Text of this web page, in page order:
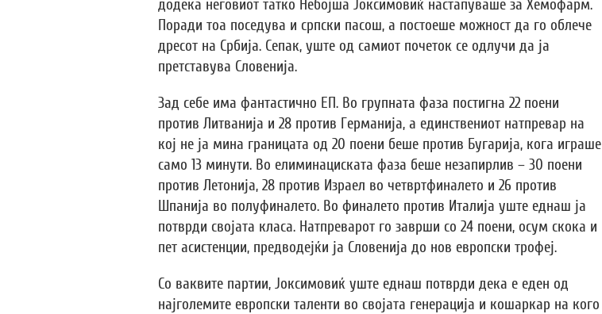
додека неговиот татко Небојша Јоксимовиќ настапуваше за Хемофарм.
Поради тоа поседува и српски пасош, а постоеше можност да го облече
дресот на Србија. Сепак, уште од самиот почеток се одлучи да ја
претставува Словенија.
Зад себе има фантастично ЕП. Во групната фаза постигна 22 поени
против Литванија и 28 против Германија, а единствениот натпревар на
кој не ја мина границата од 20 поени беше против Бугарија, кога играше
само 13 минути. Во елиминациската фаза беше незапирлив – 30 поени
против Летонија, 28 против Израел во четвртфиналето и 26 против
Шпанија во полуфиналето. Во финалето против Италија уште еднаш ја
потврди својата класа. Натпреварот го заврши со 24 поени, осум скока и
пет асистенции, предводејќи ја Словенија до нов европски трофеј.
Со ваквите партии, Јоксимовиќ уште еднаш потврди дека е еден од
најголемите европски таленти во својата генерација и кошаркар на кого